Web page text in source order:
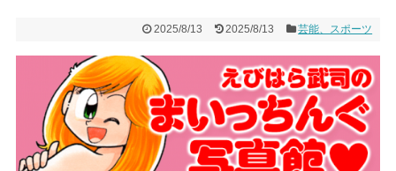
2025/8/13 2025/8/13 芸能、スポーツ